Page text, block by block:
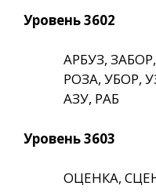
Уровень 3602
АРБУЗ,
РОЗА, УБОР,
АЗУ, РАБ
Уровень 3603
ОЦЕНКА,